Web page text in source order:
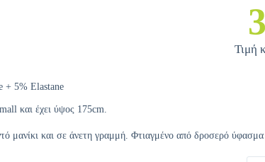
Τιμή
+ 5% Elastane
και έχει ύψος 175cm.
και σε άνετη γραμμή. Φτιαγμένο από δροσερό ύφασμα